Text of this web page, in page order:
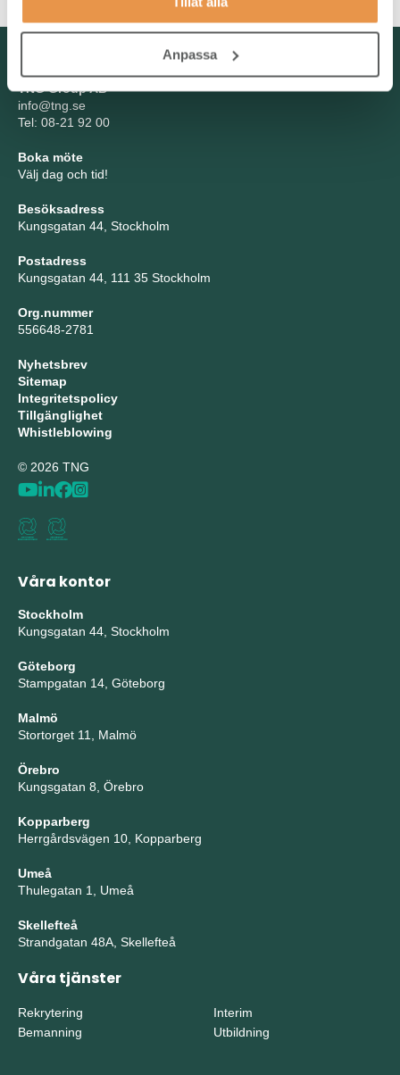
Anpassa
TNG Group AB
info@tng.se
Tel: 08-21 92 00
Boka möte
Välj dag och tid!
Besöksadress
Kungsgatan 44, Stockholm
Postadress
Kungsgatan 44, 111 35 Stockholm
Org.nummer
556648-2781
Nyhetsbrev
Sitemap
Integritetspolicy
Tillgänglighet
Whistleblowing
© 2026 TNG
Våra kontor
Stockholm
Kungsgatan 44, Stockholm
Göteborg
Stampgatan 14, Göteborg
Malmö
Stortorget 11, Malmö
Örebro
Kungsgatan 8, Örebro
Kopparberg
Herrgårdsvägen 10, Kopparberg
Umeå
Thulegatan 1, Umeå
Skellefteå
Strandgatan 48A, Skellefteå
Våra tjänster
Rekrytering
Bemanning
Interim
Utbildning